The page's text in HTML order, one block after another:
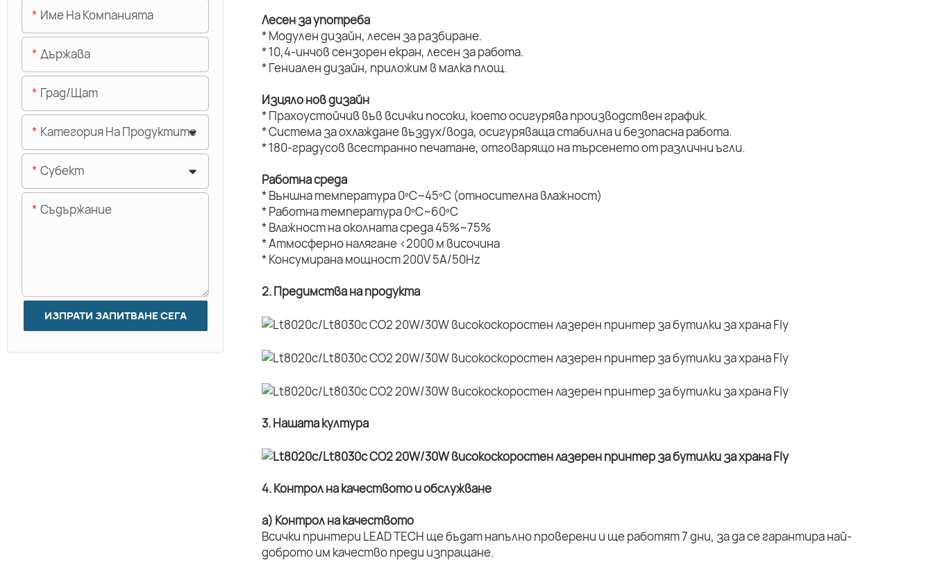
Лесен за употреба
* Модулен дизайн, лесен за разбиране.
* 10,4-инчов сензорен екран, лесен за работа.
* Гениален дизайн, приложим в малка площ.
Изцяло нов дизайн
* Прахоустойчив във всички посоки, което осигурява производствен график.
* Система за охлаждане въздух/вода, осигуряваща стабилна и безопасна работа.
* 180-градусов всестранно печатане, отговарящо на търсенето от различни ъгли.
Работна среда
* Външна температура 0ºC~45ºC (относителна влажност)
* Работна температура 0ºC~60ºC
* Влажност на околната среда 45%~75%
* Атмосферно налягане <2000 м височина
* Консумирана мощност 200V 5A/50Hz
2. Предимства на продукта
3. Нашата култура
4. Контрол на качеството и обслужване
а) Контрол на качеството
Всички принтери LEAD TECH ще бъдат напълно проверени и ще работят 7 дни, за да се гарантира най-
доброто им качество преди изпращане.
Име На Компанията
Държава
Град/щат
Категория На Продуктите
Субект
Съдържание
ИЗПРАТИ ЗАПИТВАНЕ СЕГА